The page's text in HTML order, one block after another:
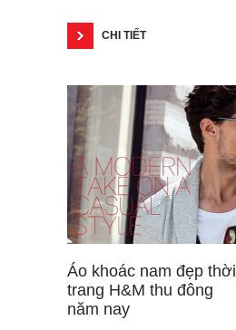
CHI TIẾT
Áo khoác nam đẹp thời
trang H&M thu đông
năm nay